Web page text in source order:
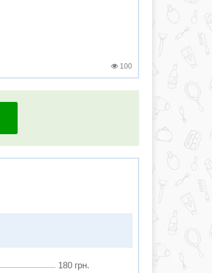
100
180 грн.